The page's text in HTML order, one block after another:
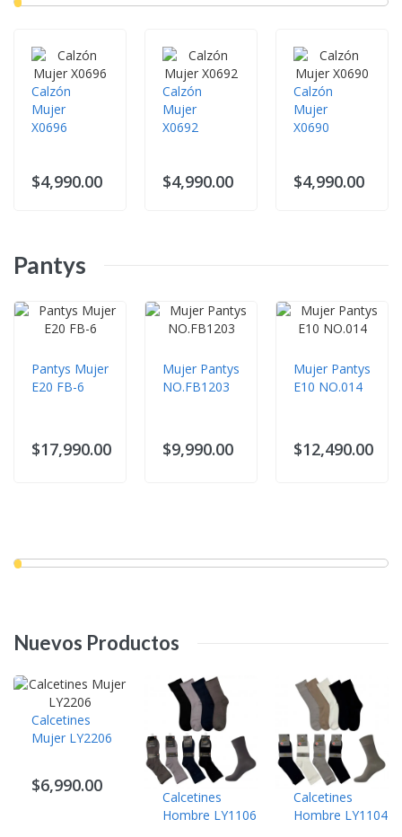
Calzón
Mujer
X0696
$4,990.00
Calzón
Mujer
X0692
$4,990.00
Calzón
Mujer
X0690
$4,990.00
Pantys
Pantys Mujer
E20 FB-6
$17,990.00
Mujer Pantys
NO.FB1203
$9,990.00
Mujer Pantys
E10 NO.014
$12,490.00
Nuevos Productos
Calcetines
Mujer LY2206
$6,990.00
Calcetines
Hombre LY1106
Calcetines
Hombre LY1104